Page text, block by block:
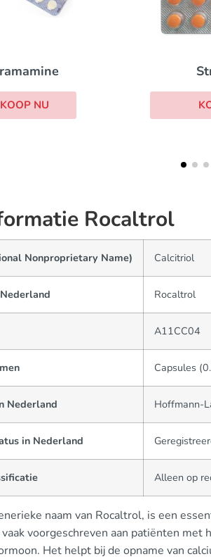
Strattera
KOOP NU
Rocaltrol
Nonproprietary Name) Calcitriol
Rocaltrol
A11CC04
Capsules
Nederland Hoffmann-
in Nederland
Alleen op
naam van Rocaltrol, is een
voorgeschreven aan patiënten
Het helpt bij de opname van